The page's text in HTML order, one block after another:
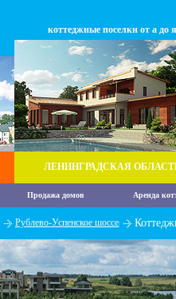
коттеджные поселки от а до я
ЛЕНИНГРАДСКАЯ
Продажа домов Аренда
Рублево-Успенское шоссе